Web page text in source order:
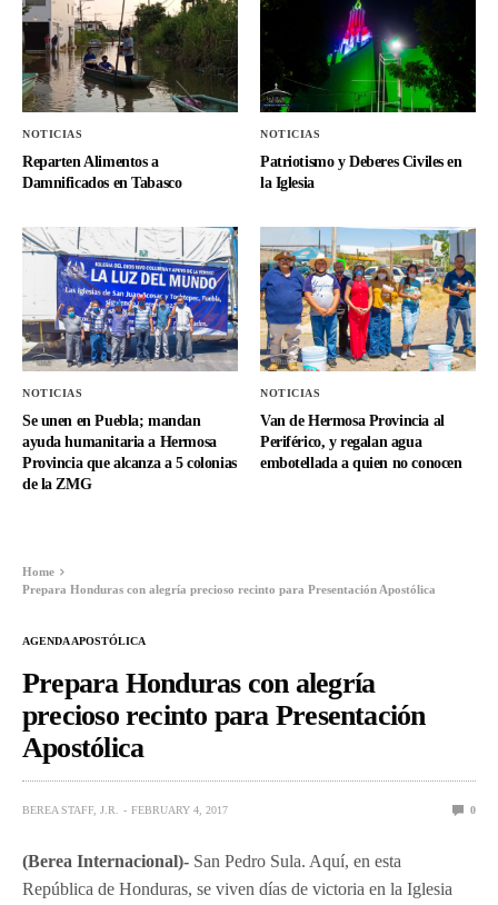
NOTICIAS
Reparten Alimentos a
Damnificados en Tabasco
NOTICIAS
Patriotismo y Deberes Civiles en
la Iglesia
NOTICIAS
Se unen en Puebla; mandan
ayuda humanitaria a Hermosa
Provincia que alcanza a 5 colonias
de la ZMG
NOTICIAS
Van de Hermosa Provincia al
Periférico, y regalan agua
embotellada a quien no conocen
Home
Prepara Honduras con alegría precioso recinto para Presentación Apostólica
AGENDA APOSTÓLICA
Prepara Honduras con alegría
precioso recinto para Presentación
Apostólica
BEREA STAFF, J.R. FEBRUARY 4, 2017 0
(Berea Internacional)- San Pedro Sula. Aquí, en esta
República de Honduras, se viven días de victoria en la Iglesia